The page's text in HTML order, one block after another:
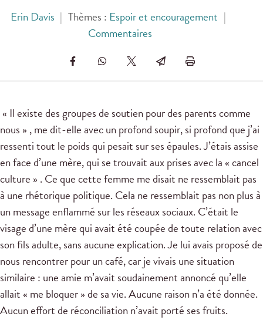
Erin Davis | Thèmes : Espoir et encouragement |
Commentaires
« Il existe des groupes de soutien pour des parents comme
nous » , me dit-elle avec un profond soupir, si profond que j’ai
ressenti tout le poids qui pesait sur ses épaules. J’étais assise
en face d’une mère, qui se trouvait aux prises avec la « cancel
culture » . Ce que cette femme me disait ne ressemblait pas
à une rhétorique politique. Cela ne ressemblait pas non plus à
un message enflammé sur les réseaux sociaux. C’était le
visage d’une mère qui avait été coupée de toute relation avec
son fils adulte, sans aucune explication. Je lui avais proposé de
nous rencontrer pour un café, car je vivais une situation
similaire : une amie m’avait soudainement annoncé qu’elle
allait « me bloquer » de sa vie. Aucune raison n’a été donnée.
Aucun effort de réconciliation n’avait porté ses fruits.